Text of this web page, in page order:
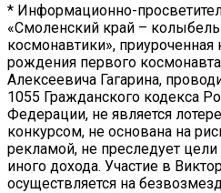
* Информационно-
«Смоленский край –
космонавтики»,
рождения первого
Алексеевича Гагарина,
1055 Гражданского кодекса
Федерации, не является
конкурсом, не основана на
рекламой, не преследует
иного дохода. Участие в
осуществляется на